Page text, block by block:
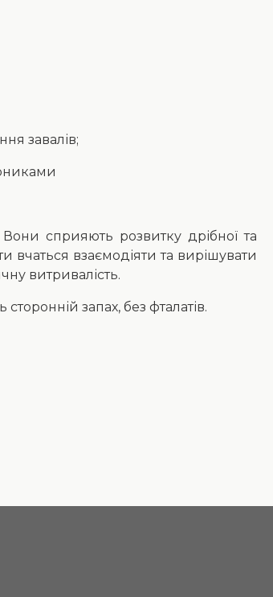
завалів;
сприяють розвитку дрібної та
вчаться взаємодіяти та вирішувати
витривалість.
запах, без фталатів.